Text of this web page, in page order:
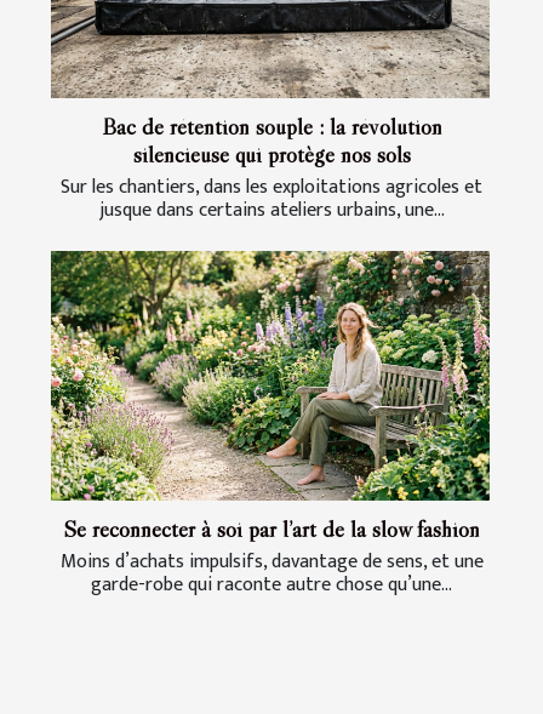
Bac de rétention souple : la révolution
silencieuse qui protège nos sols
Sur les chantiers, dans les exploitations agricoles et
jusque dans certains ateliers urbains, une...
Se reconnecter à soi par l’art de la slow fashion
Moins d’achats impulsifs, davantage de sens, et une
garde-robe qui raconte autre chose qu’une...